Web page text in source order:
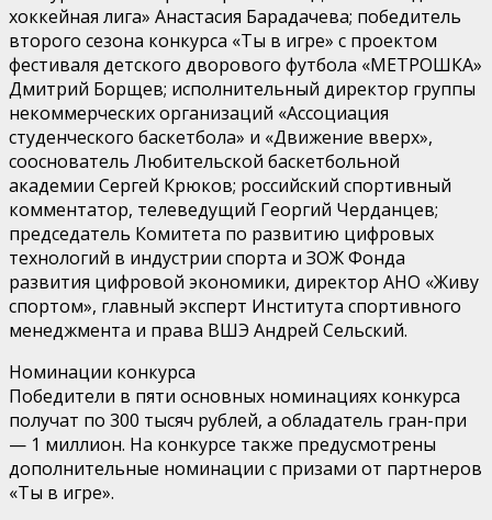
хоккейная лига» Анастасия Барадачева; победитель
второго сезона конкурса «Ты в игре» с проектом
фестиваля детского дворового футбола «МЕТРОШКА»
Дмитрий Борщев; исполнительный директор группы
некоммерческих организаций «Ассоциация
студенческого баскетбола» и «Движение вверх»,
сооснователь Любительской баскетбольной
академии Сергей Крюков; российский спортивный
комментатор, телеведущий Георгий Черданцев;
председатель Комитета по развитию цифровых
технологий в индустрии спорта и ЗОЖ Фонда
развития цифровой экономики, директор АНО «Живу
спортом», главный эксперт Института спортивного
менеджмента и права ВШЭ Андрей Сельский.
Номинации конкурса
Победители в пяти основных номинациях конкурса
получат по 300 тысяч рублей, а обладатель гран-при
— 1 миллион. На конкурсе также предусмотрены
дополнительные номинации с призами от партнеров
«Ты в игре».